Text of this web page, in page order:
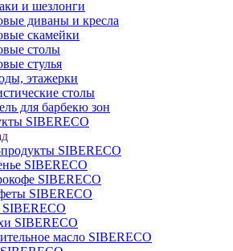
и шезлонги
диваны и кресла
скамейки
столы
стулья
этажерки
столы
для барбекю зон
SIBERECO
SIBERECO
SIBERECO
SIBERECO
SIBERECO
SIBERECO
масло SIBERECO